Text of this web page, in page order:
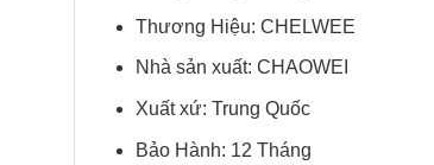
Thương Hiệu: CHELWEE
Nhà sản xuất: CHAOWEI
Xuất xứ: Trung Quốc
Bảo Hành: 12 Tháng